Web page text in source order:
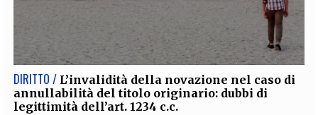
DIRITTO / L’invalidità della novazione nel caso di
annullabilità del titolo originario: dubbi di
legittimità dell’art. 1234 c.c.